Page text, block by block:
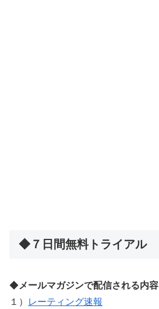
◆７日間無料トライアル
◆メールマガジンで配信される内容
１）
レーティング速報